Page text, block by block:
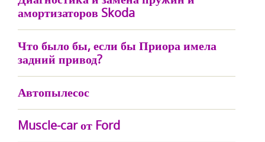
амортизаторов Skoda
Что было бы, если бы Приора имела
задний привод?
Автопылесос
Muscle-car от Ford